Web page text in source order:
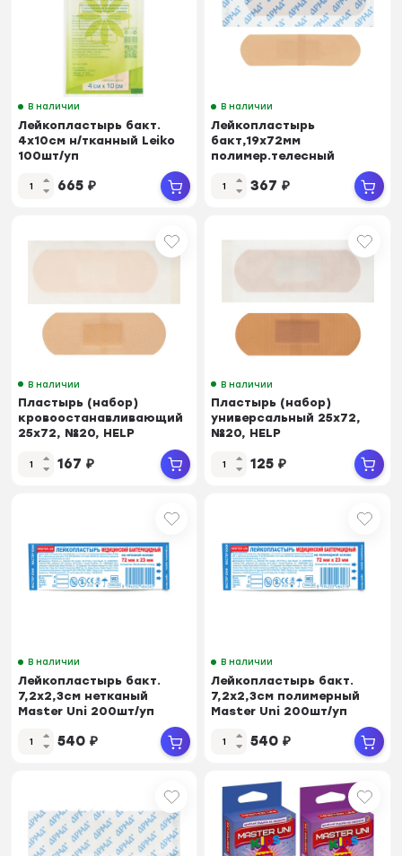
В наличии
Лейкопластырь бакт.
4х10см н/тканный Leiko
100шт/уп
665 ₽
В наличии
Лейкопластырь
бакт,19х72мм
полимер.телесный
367 ₽
В наличии
Пластырь (набор)
кровоостанавливающий
25х72, №20, HELP
167 ₽
В наличии
Пластырь (набор)
универсальный 25х72,
№20, HELP
125 ₽
В наличии
Лейкопластырь бакт.
7,2х2,3см нетканый
Master Uni 200шт/уп
540 ₽
В наличии
Лейкопластырь бакт.
7,2х2,3см полимерный
Master Uni 200шт/уп
540 ₽